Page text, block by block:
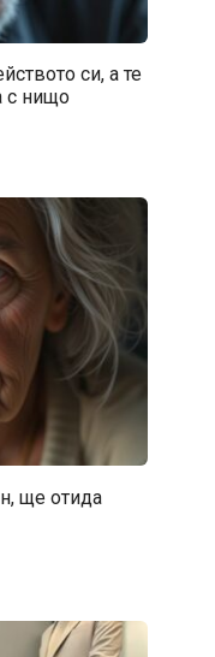
си, а те
с нищо
ще отида